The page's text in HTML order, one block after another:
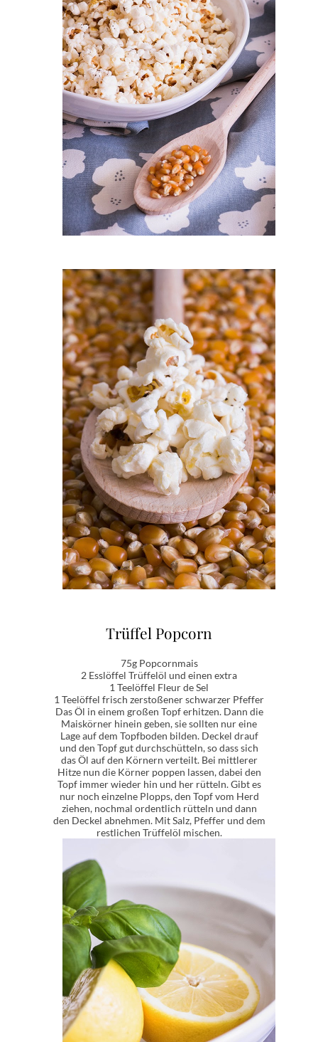
Trüffel Popcorn
75g Popcornmais
2 Esslöffel Trüffelöl und einen extra
1 Teelöffel Fleur de Sel
1 Teelöffel frisch zerstoßener schwarzer Pfeffer
Das Öl in einem großen Topf erhitzen. Dann die
Maiskörner hinein geben, sie sollten nur eine
Lage auf dem Topfboden bilden. Deckel drauf
und den Topf gut durchschütteln, so dass sich
das Öl auf den Körnern verteilt. Bei mittlerer
Hitze nun die Körner poppen lassen, dabei den
Topf immer wieder hin und her rütteln. Gibt es
nur noch einzelne Plopps, den Topf vom Herd
ziehen, nochmal ordentlich rütteln und dann
den Deckel abnehmen. Mit Salz, Pfeffer und dem
restlichen Trüffelöl mischen.